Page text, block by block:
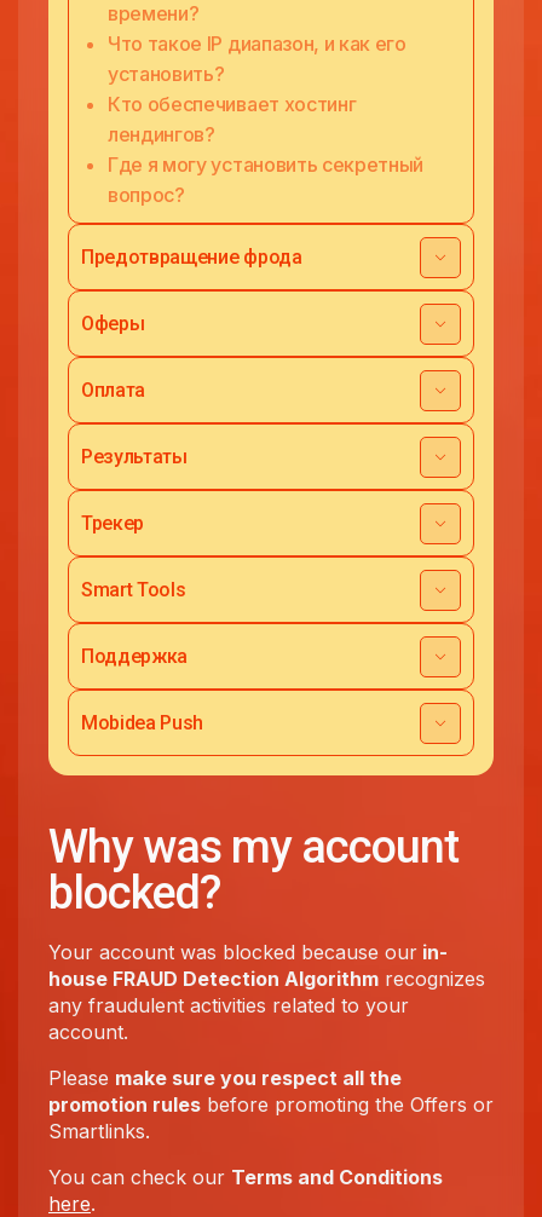
времени?
Что такое IP диапазон, и как его
установить?
Кто обеспечивает хостинг
лендингов?
Где я могу установить секретный
вопрос?
Предотвращение фрода
Оферы
Оплата
Результаты
Трекер
Smart Tools
Поддержка
Mobidea Push
Why was my account
blocked?
Your account was blocked because our in-
house FRAUD Detection Algorithm recognizes
any fraudulent activities related to your
account.
Please make sure you respect all the
promotion rules before promoting the Offers or
Smartlinks.
You can check our Terms and Conditions
here.